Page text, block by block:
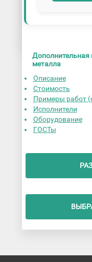
Дополнительная
металла
Описание
Стоимость
Примеры работ
Исполнители
Оборудование
ГОСТы